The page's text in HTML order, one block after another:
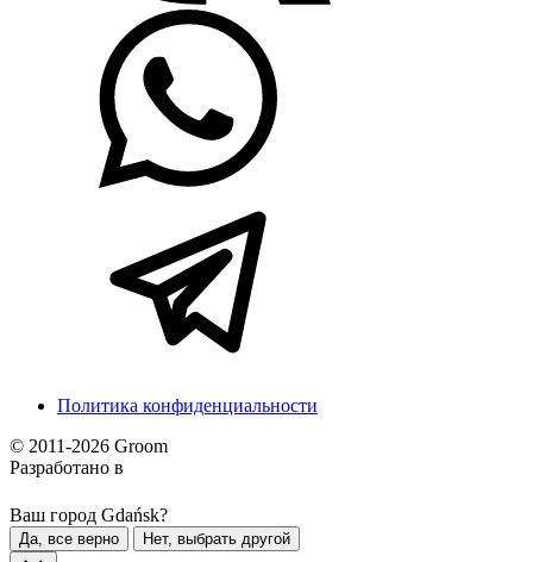
Политика конфиденциальности
© 2011-2026 Groom
Разработано в
Ваш город Gdańsk?
Да, все верно Нет, выбрать другой